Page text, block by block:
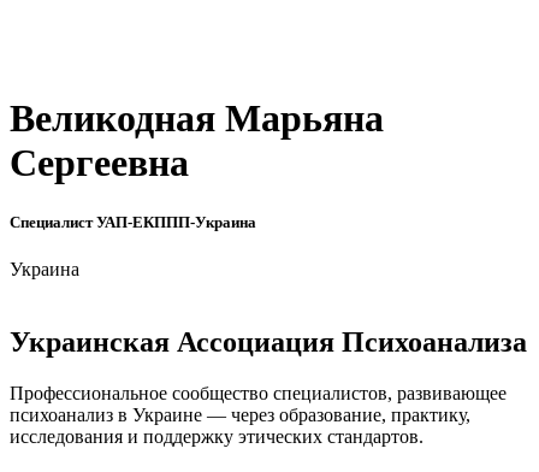
Великодная Марьяна
Сергеевна
Специалист УАП-ЕКППП-Украина
Украина
Украинская Ассоциация Психоанализа
Профессиональное сообщество специалистов, развивающее
психоанализ в Украине — через образование, практику,
исследования и поддержку этических стандартов.